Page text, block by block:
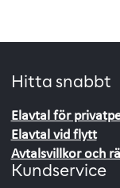
Hitta snabbt
Elavtal för
Elavtal vid flytt
Avtalsvillkor och
Kundservice